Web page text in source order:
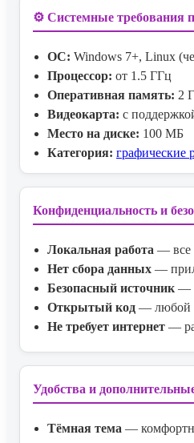
⚙️Системные
ОС: Windows 7+, Linux
Процессор: от 1.5 ГГц
Оперативная память: 2
Видеокарта: с
Место на диске: 100 МБ
Категория: графические
Конфиденциальность и
Локальная работа — все
Нет сбора данных —
Безопасный источник —
Открытый код — любой
Не требует интернет —
Удобства и
Тёмная тема —